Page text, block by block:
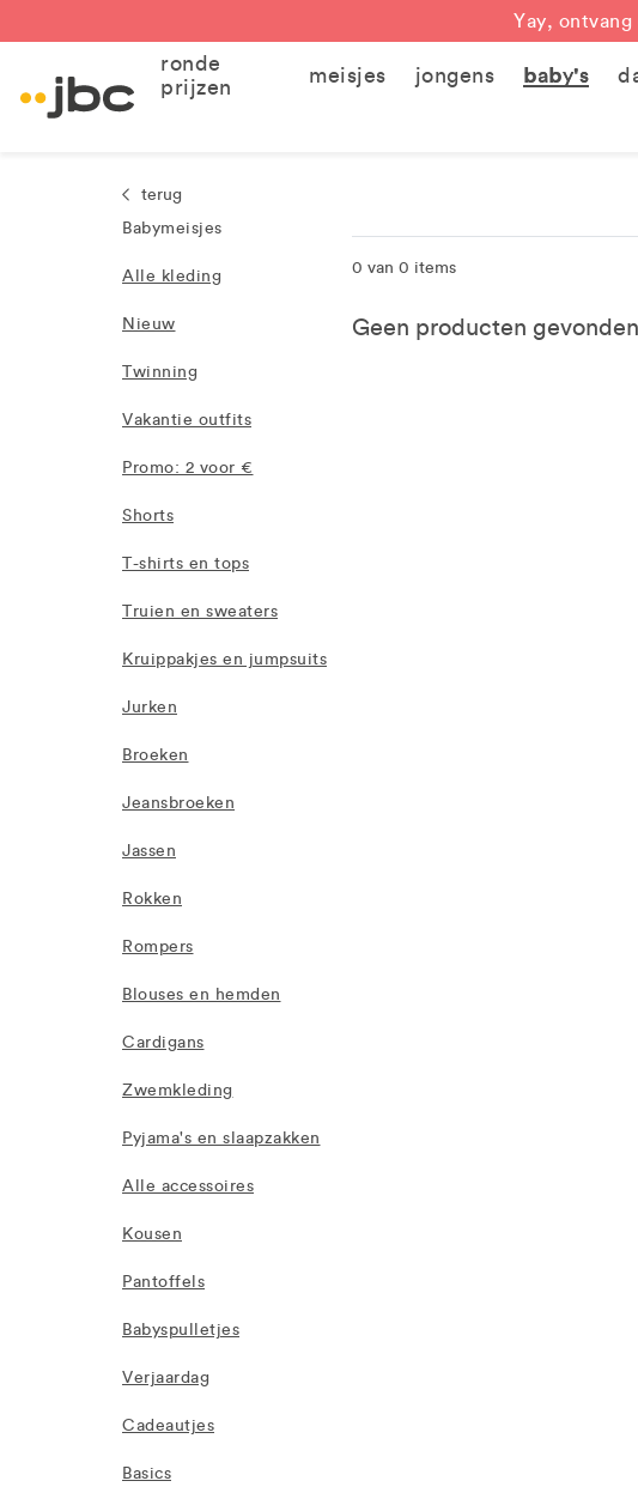
Yay, ontvang
ronde
prijzen
meisjes jongens baby's
terug
Babymeisjes
Alle kleding
Nieuw
Twinning
Vakantie outfits
Promo: 2 voor €
Shorts
T-shirts en tops
Truien en sweaters
Kruippakjes en jumpsuits
Jurken
Broeken
Jeansbroeken
Jassen
Rokken
Rompers
Blouses en hemden
Cardigans
Zwemkleding
Pyjama's en slaapzakken
Alle accessoires
Kousen
Pantoffels
Babyspulletjes
Verjaardag
Cadeautjes
Basics
0 van 0 items
Geen producten